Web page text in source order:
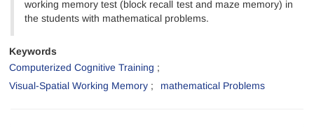
working memory test (block recall test and maze memory) in
the students with mathematical problems.
Keywords
Computerized Cognitive Training
Visual-Spatial Working Memory
mathematical Problems